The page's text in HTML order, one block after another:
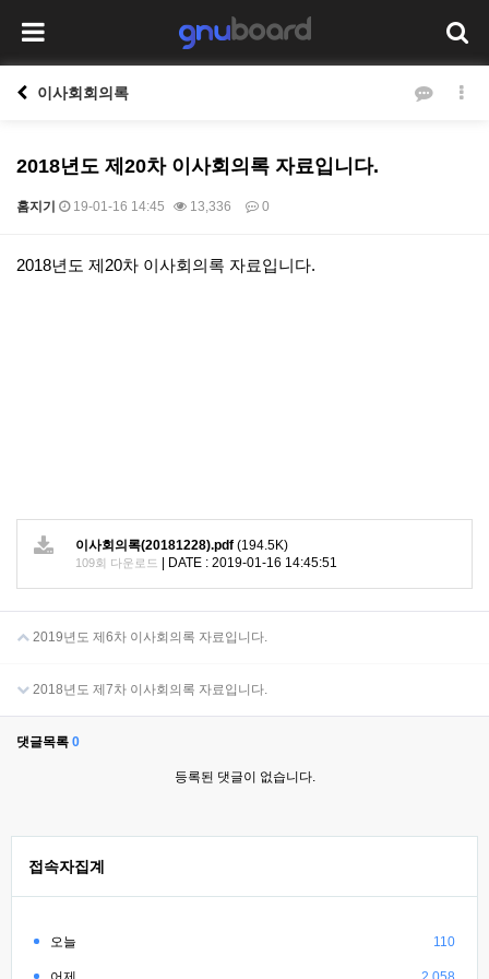
이사회회의록
2018년도 제20차 이사회의록 자료입니다.
홈지기 19-01-16 14:45 13,336 0
본문
2018년도 제20차 이사회의록 자료입니다.
이사회의록(20181228).pdf (194.5K)
109회 다운로드 DATE : 2019-01-16 14:45:51
2019년도 제6차 이사회의록 자료입니다.
2018년도 제7차 이사회의록 자료입니다.
댓글목록 0
등록된 댓글이 없습니다.
접속자집계
오늘 110